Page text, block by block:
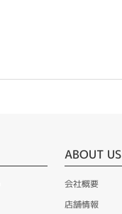
ABOUT US
会社概要
店舗情報